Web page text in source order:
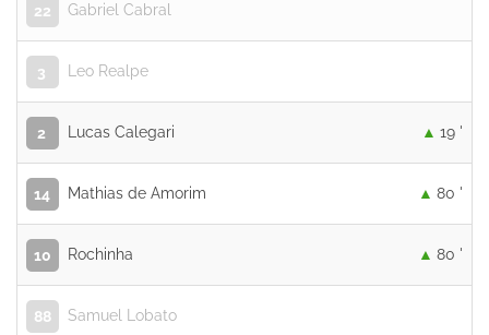
22 Gabriel Cabral
3 Leo Realpe
2 Lucas Calegari 19 '
14 Mathias de Amorim 80 '
10 Rochinha 80 '
88 Samuel Lobato